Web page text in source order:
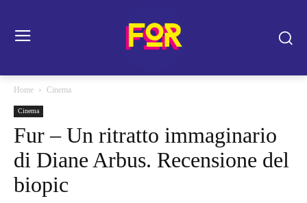
Home Cinema
Cinema
Fur – Un ritratto immaginario
di Diane Arbus. Recensione del
biopic